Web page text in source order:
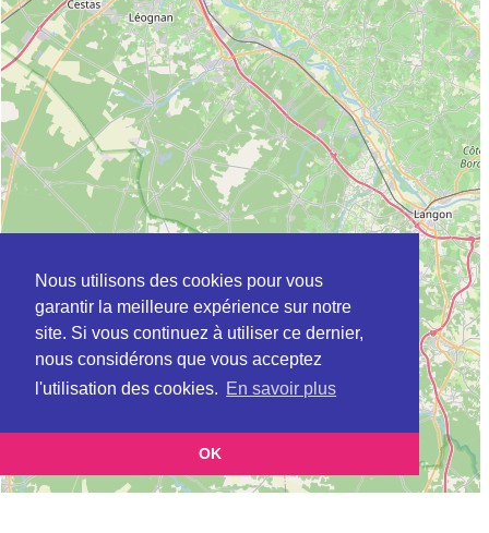
Nous utilisons des cookies pour vous
garantir la meilleure expérience sur notre
site. Si vous continuez à utiliser ce dernier,
nous considérons que vous acceptez
l'utilisation des cookies. En savoir plus
OK